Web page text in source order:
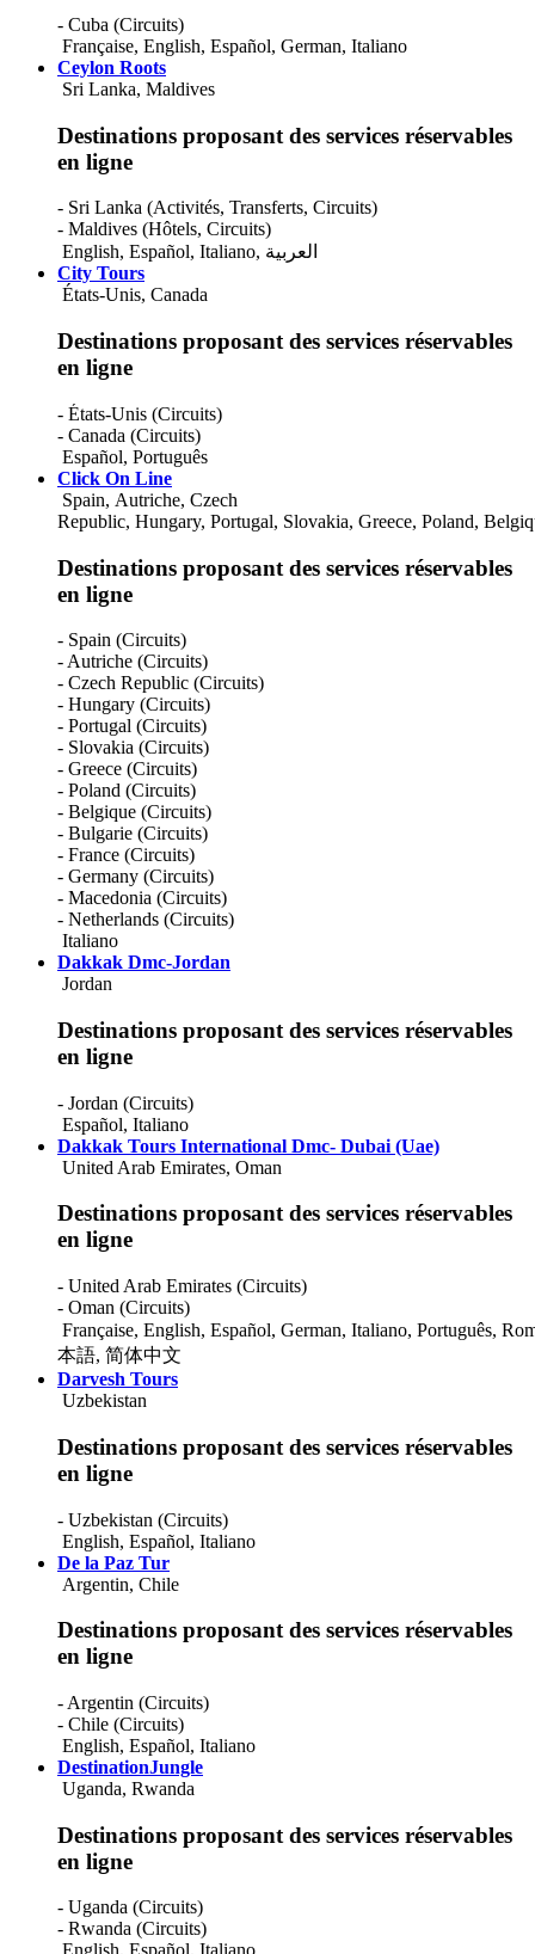
Uruguay
Uzbekistan
Vanuatu
Venezuela
Virgin Islands (British)
Virgin Islands (U.S.)
Yemen
Zimbabwe
albanie
anguille
aruba
eSwatini
- Cuba (Circuits)
Française, English, Español, German, Italiano
Ceylon Roots
Sri Lanka, Maldives
Destinations proposant des services réservables
en ligne
- Sri Lanka (Activités, Transferts, Circuits)
- Maldives (Hôtels, Circuits)
English, Español, Italiano, العربية
City Tours
États-Unis, Canada
Destinations proposant des services réservables
en ligne
- États-Unis (Circuits)
- Canada (Circuits)
Español, Português
Click On Line
Spain, Autriche, Czech
Republic, Hungary, Portugal, Slovakia, Greece, Poland,
Destinations proposant des services réservables
en ligne
- Spain (Circuits)
- Autriche (Circuits)
- Czech Republic (Circuits)
- Hungary (Circuits)
- Portugal (Circuits)
- Slovakia (Circuits)
- Greece (Circuits)
- Poland (Circuits)
- Belgique (Circuits)
- Bulgarie (Circuits)
- France (Circuits)
- Germany (Circuits)
- Macedonia (Circuits)
- Netherlands (Circuits)
Italiano
Dakkak Dmc-Jordan
Jordan
Destinations proposant des services réservables
en ligne
- Jordan (Circuits)
Español, Italiano
Dakkak Tours International Dmc- Dubai (Uae)
United Arab Emirates, Oman
Destinations proposant des services réservables
en ligne
- United Arab Emirates (Circuits)
- Oman (Circuits)
Française, English, Español, German, Italiano, Português,
本語, 简体中文
Darvesh Tours
Uzbekistan
Destinations proposant des services réservables
en ligne
- Uzbekistan (Circuits)
English, Español, Italiano
De la Paz Tur
Argentin, Chile
Destinations proposant des services réservables
en ligne
- Argentin (Circuits)
- Chile (Circuits)
English, Español, Italiano
DestinationJungle
Uganda, Rwanda
Destinations proposant des services réservables
en ligne
- Uganda (Circuits)
- Rwanda (Circuits)